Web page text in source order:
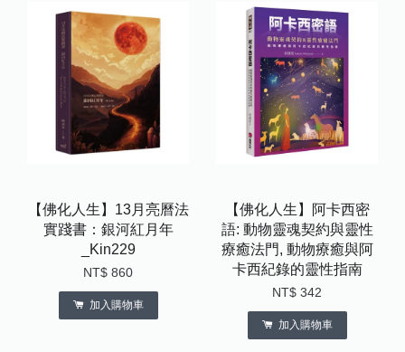
【佛化人生】13月亮曆法
實踐書：銀河紅月年
_Kin229
NT$ 860
加入購物車
【佛化人生】阿卡西密
語: 動物靈魂契約與靈性
療癒法門, 動物療癒與阿
卡西紀錄的靈性指南
NT$ 342
加入購物車